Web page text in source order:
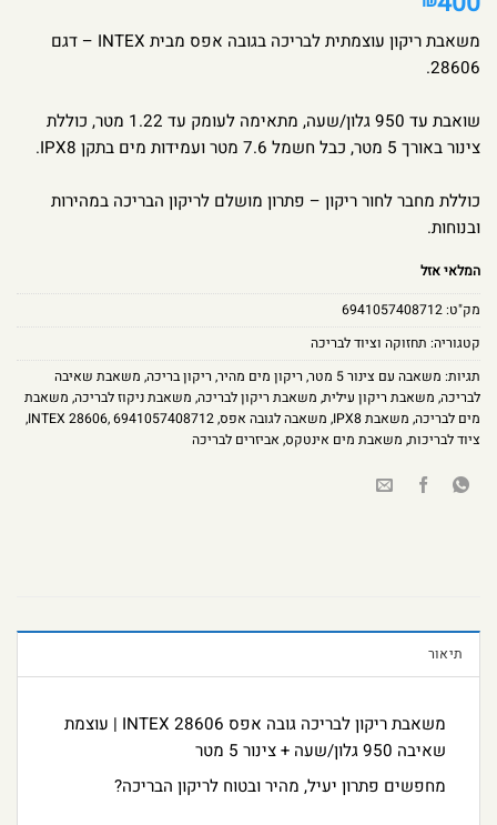
משאבת ריקון עוצמתית לבריכה בגובה אפס מבית INTEX – דגם
28606.
שואבת עד 950 גלון/שעה, מתאימה לעומק עד 1.22 מטר, כוללת
צינור באורך 5 מטר, כבל חשמל 7.6 מטר ועמידות מים בתקן IPX8.
כוללת מחבר לחור ריקון – פתרון מושלם לריקון הבריכה במהירות
ובנוחות.
המלאי אזל
מק"ט:6941057408712
קטגוריה: תחזוקה וציוד לבריכה
תגיות: משאבה עם צינור 5 מטר , ריקון מים מהיר, ריקון בריכה, משאבת שאיבה
לבריכה, משאבת ריקון עילית, משאבת ריקון לבריכה, משאבת ניקוז לבריכה, משאבת
מים לבריכה, משאבת IPX8 , משאבה לגובה אפס,
INTEX 28606,6941057408712
,
ציוד לבריכות, משאבת מים אינטקס, אביזרים לבריכה
תיאור
משאבת ריקון לבריכה גובה אפס INTEX 28606 | עוצמת
שאיבה 950 גלון/שעה + צינור 5 מטר
מחפשים פתרון יעיל, מהיר ובטוח לריקון הבריכה?